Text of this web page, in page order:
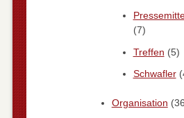
(7)
Treffen (5)
Schwafler
Organisation